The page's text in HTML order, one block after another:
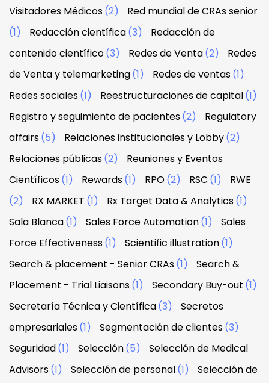
Visitadores Médicos(2)
Red mundial de CRAs senior
(1)
Redacción científica(3)
Redacción de
contenido científico(3) Redes de Venta(2)
Redes
de Venta y telemarketing(1) Redes de ventas(1)
Redes sociales(1) Reestructuraciones de capital(1)
Registro y seguimiento de pacientes(2)
Regulatory
affairs(5) Relaciones institucionales y Lobby(2)
Relaciones públicas(2)
Reuniones y Eventos
Científicos(1) Rewards(1) RPO(2) RSC (1)
RWE
(2)
RX MARKET (1) Rx Target Data & Analytics(1)
Sala Blanca(1) Sales Force Automation(1)
Sales
Force Effectiveness(1) Scientific illustration(1)
Search & placement - Senior CRAs(1)
Search &
Placement - Trial Liaisons(1) Secondary Buy-out (1)
Secretaría Técnica y Científica(3)
Secretos
empresariales(1) Segmentación de clientes(3)
Seguridad(1) Selección(5)
Selección de Medical
Advisors(1) Selección de personal(1)
Selección de